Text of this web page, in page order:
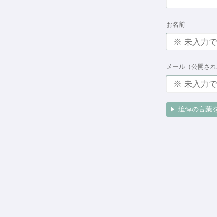
お名前
メール（公開さ